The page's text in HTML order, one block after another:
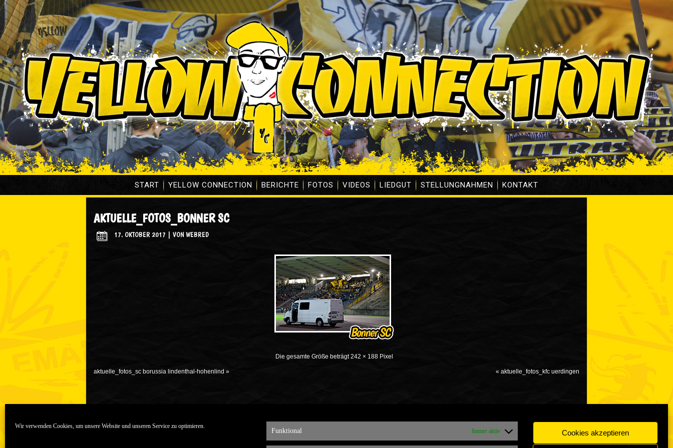
Wir verwenden Cookies, um unsere Website und unseren Service zu optimieren.
Funktional Immer aktiv Cookies akzeptieren
START YELLOW CONNECTION BERICHTE FOTOS VIDEOS LIEDGUT STELLUNGNAHMEN KONTAKT
AKTUELLE_FOTOS_BONNER SC
17. OKTOBER 2017 VON WEBRED
Die gesamte Größe beträgt242 × 188Pixel
aktuelle_fotos_sc borussia lindenthal-hohenlind » « aktuelle_fotos_kfc uerdingen